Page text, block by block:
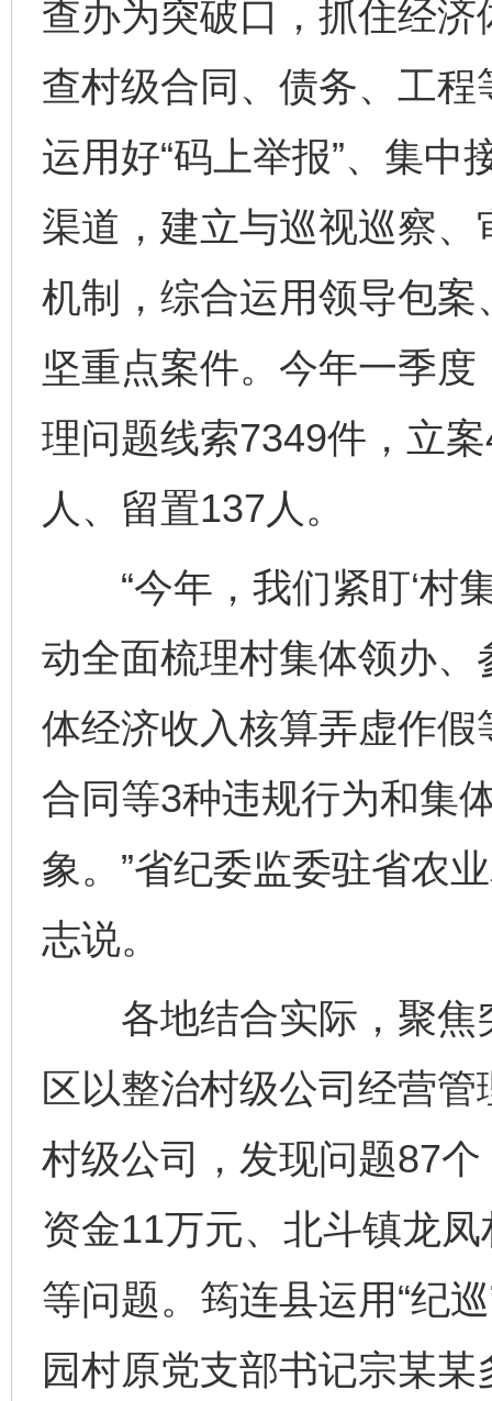
查办为突破口，抓住经
查村级合同、债务、工
运用好“码上举报”、集
渠道，建立与巡视巡察
机制，综合运用领导包
坚重点案件。今年一季
理问题线索7349件，立
人、留置137人。
“今年，我们紧盯‘村集
动全面梳理村集体领办
体经济收入核算弄虚作
合同等3种违规行为和集
象。”省纪委监委驻省农
志说。
各地结合实际，聚焦
区以整治村级公司经营
村级公司，发现问题87
资金11万元、北斗镇龙
等问题。筠连县运用“纪
园村原党支部书记宗某